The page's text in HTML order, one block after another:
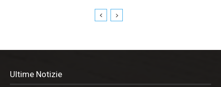
Ultime Notizie